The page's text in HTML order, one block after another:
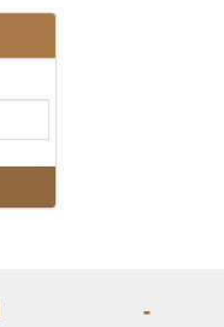
-